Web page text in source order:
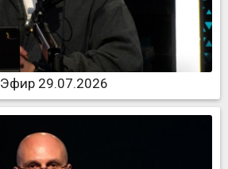
Эфир 29.07.2026